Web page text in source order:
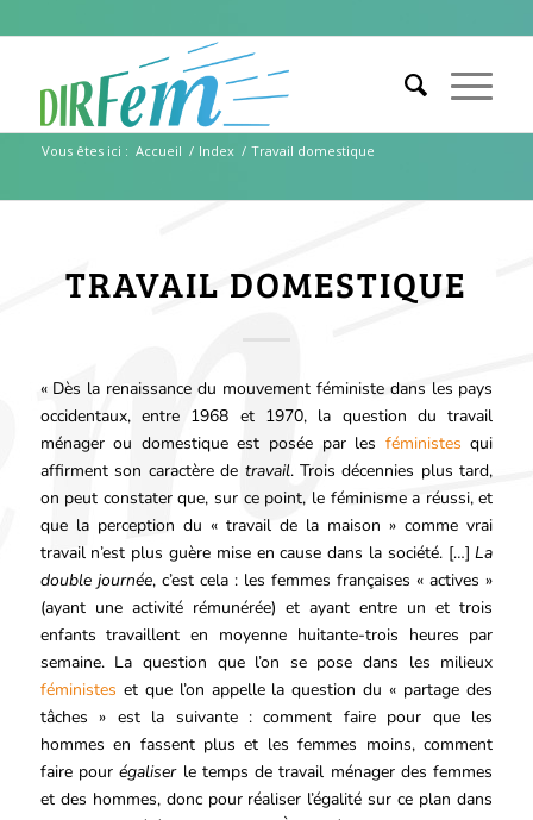
Vous êtes ici : Accueil / Index / Travail domestique
TRAVAIL DOMESTIQUE
« Dès la renaissance du mouvement féministe dans les pays
occidentaux, entre 1968 et 1970, la question du travail
ménager ou domestique est posée par les féministes qui
affirment son caractère de travail. Trois décennies plus tard,
on peut constater que, sur ce point, le féminisme a réussi, et
que la perception du « travail de la maison » comme vrai
travail n’est plus guère mise en cause dans la société. […]La
double journée, c’est cela : les femmes françaises « actives »
(ayant une activité rémunérée) et ayant entre un et trois
enfants travaillent en moyenne huitante-trois heures par
semaine. La question que l’on se pose dans les milieux
féministes et que l’on appelle la question du « partage des
tâches » est la suivante : comment faire pour que les
hommes en fassent plus et les femmes moins, comment
faire pourégaliserle temps de travail ménager des femmes
et des hommes, donc pour réaliser l’égalité sur ce plan dans